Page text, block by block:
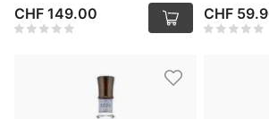
CHF 149.00 CHF